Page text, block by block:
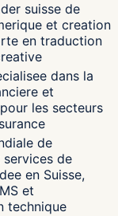
suisse de
et creation
en traduction
dans la
et
les secteurs
de
de
en Suisse,
et
technique